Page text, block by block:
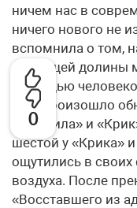
0
ничем нас в
ничего нового не
вспомнила о том,
зловещей долины
помощью
году произошло
как «Пила» и
шестой у «Крика»
ощутились в
воздуха. После
«Восставшего из